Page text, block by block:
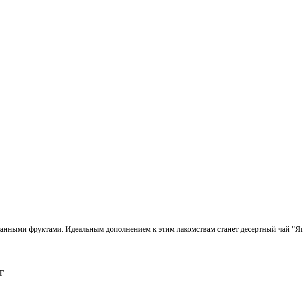
фруктами. Идеальным дополнением к этим лакомствам станет десертный чай